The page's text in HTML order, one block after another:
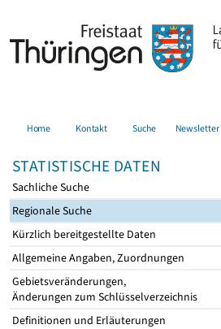
Home Kontakt Suche Newsletter
STATISTISCHE DATEN
Sachliche Suche
Regionale Suche
Kürzlich bereitgestellte Daten
Allgemeine Angaben, Zuordnungen
Gebietsveränderungen,
Änderungen zum Schlüsselverzeichnis
Definitionen und Erläuterungen